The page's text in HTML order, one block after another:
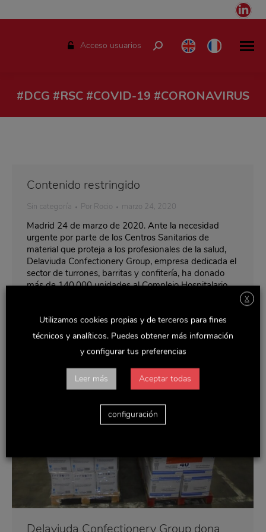
Acceso usuarios Buscar:
#DCG #RSC #COVID-19 #CORONAVIRUS
Contenido restringido
Sin categoría Por Rocio marzo 24, 2020
Madrid 24 de marzo de 2020. Ante la necesidad
urgente por parte de los Centros Sanitarios de
material que proteja a los profesionales de la salud,
Delaviuda Confectionery Group, empresa dedicada el
sector de turrones, barritas y confitería, ha donado
más de 140.000 unidades al Complejo Hospitalario
Delaviuda Confectionery Group dona
X
Utilizamos cookies propias y de terceros para fines
técnicos y analíticos. Puedes obtener más información
y configurar tus preferencias
Leer más Aceptar todas
configuración